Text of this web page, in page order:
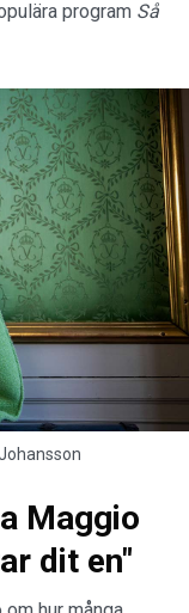
program Så
Maggio
dit en"